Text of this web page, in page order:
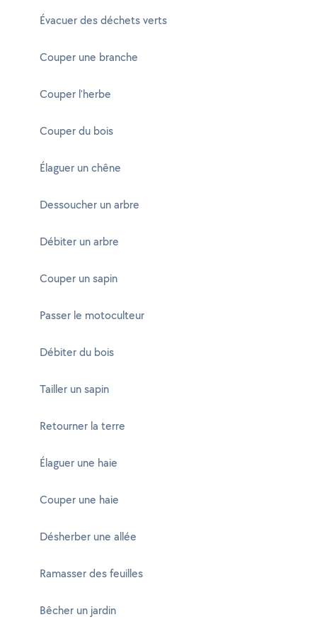
Évacuer des déchets verts
Couper une branche
Couper l'herbe
Couper du bois
Élaguer un chêne
Dessoucher un arbre
Débiter un arbre
Couper un sapin
Passer le motoculteur
Débiter du bois
Tailler un sapin
Retourner la terre
Élaguer une haie
Couper une haie
Désherber une allée
Ramasser des feuilles
Bêcher un jardin